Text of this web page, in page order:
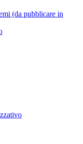
(da pubblicare in